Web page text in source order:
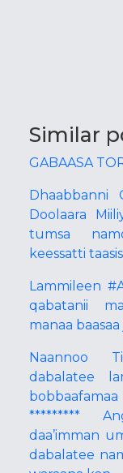
Similar
GABAASA
Dhaabbanni
Doolaara
tumsa
keessatti
Lammileen
qabatanii
manaa
Naannoo
dabalatee
*********
daa’imman
dabalatee